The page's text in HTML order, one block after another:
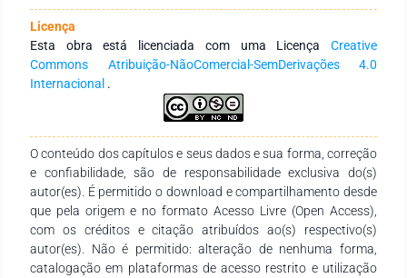
Licença
Esta obra está licenciada com uma Licença Creative
Commons Atribuição-NãoComercial-SemDerivações 4.0
Internacional .
O conteúdo dos capítulos e seus dados e sua forma, correção
e confiabilidade, são de responsabilidade exclusiva do(s)
autor(es). É permitido o download e compartilhamento desde
que pela origem e no formato Acesso Livre (Open Access),
com os créditos e citação atribuídos ao(s) respectivo(s)
autor(es). Não é permitido: alteração de nenhuma forma,
catalogação em plataformas de acesso restrito e utilização